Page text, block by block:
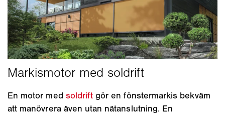
En motor med soldrift gör en fönstermarkis bekväm
att manövrera även utan nätanslutning. En